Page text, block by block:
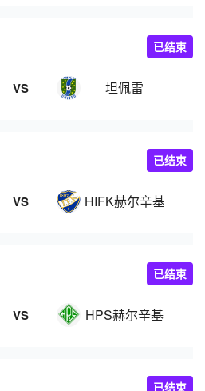
VS 坦佩雷
已结束
VS HIFK赫尔辛基
已结束
VS HPS赫尔辛基
已结束
已结束